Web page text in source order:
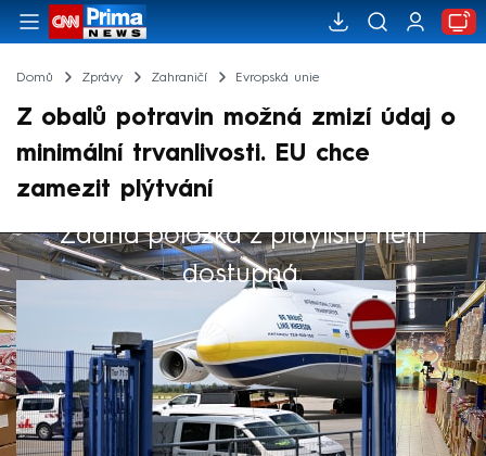
Domů Zprávy Zahraničí Evropská unie
Z obalů potravin možná zmizí údaj o
minimální trvanlivosti. EU chce
zamezit plýtvání
Žádná položka z playlistu není
dostupná.
Výběr redakce